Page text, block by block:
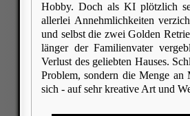
Hobby. Doch als KI plötzlich
allerlei Annehmlichkeiten
und selbst die zwei Golden
länger der Familienvater
Verlust des geliebten Hauses.
Problem, sondern die Menge
sich - auf sehr kreative Art und